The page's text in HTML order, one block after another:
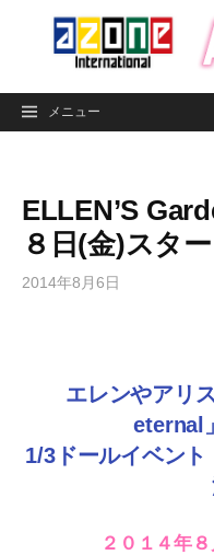
ン
メニュー
ELLEN’S
８日(金)スター
2014年8月6日
エレンやアリ
eternal
1/3ドールイベン
２０１４年